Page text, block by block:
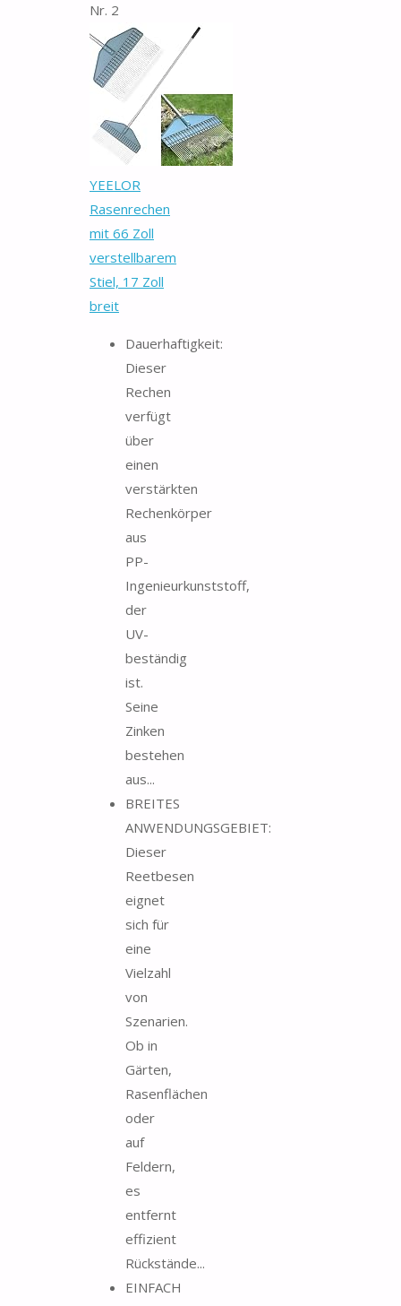
Nr. 2
YEELOR
Rasenrechen
mit 66 Zoll
verstellbarem
Stiel, 17 Zoll
breit
Dauerhaftigkeit:
Dieser
Rechen
verfügt
über
einen
verstärkten
Rechenkörper
aus
PP-
Ingenieurkunststoff,
der
UV-
beständig
ist.
Seine
Zinken
bestehen
aus...
BREITES
ANWENDUNGSGEBIET:
Dieser
Reetbesen
eignet
sich für
eine
Vielzahl
von
Szenarien.
Ob in
Gärten,
Rasenflächen
oder
auf
Feldern,
es
entfernt
effizient
Rückstände...
EINFACH